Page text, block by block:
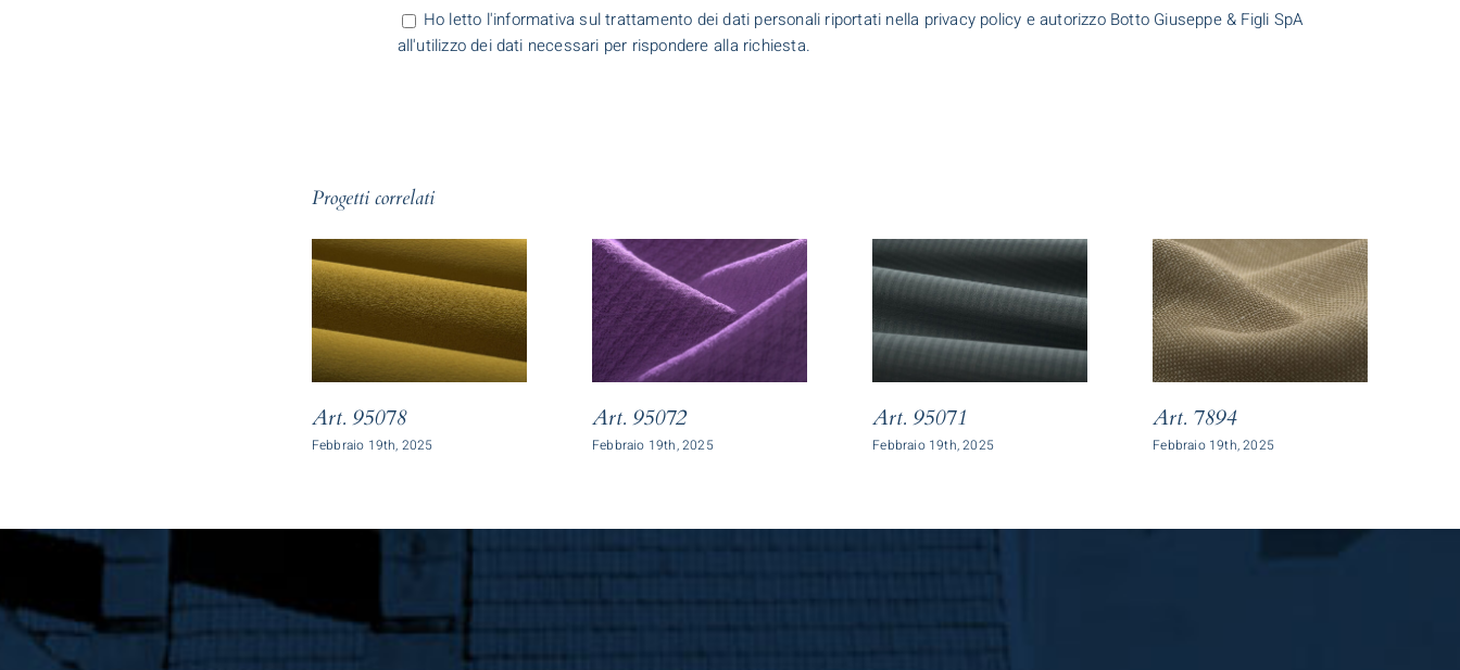
Ho letto l'informativa sul trattamento dei dati personali riportati nella privacy policy e autorizzo Botto Giuseppe & Figli SpA
all'utilizzo dei dati necessari per rispondere alla richiesta.
Progetti correlati
Art. 95078
Febbraio 19th, 2025
Art. 95072
Febbraio 19th, 2025
Art. 95071
Febbraio 19th, 2025
Art. 7894
Febbraio 19th, 2025